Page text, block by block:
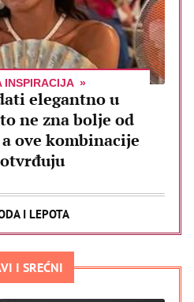
INSPIRACIJA
elegantno u
ne zna bolje od
ove kombinacije
I LEPOTA
I SREĆNI